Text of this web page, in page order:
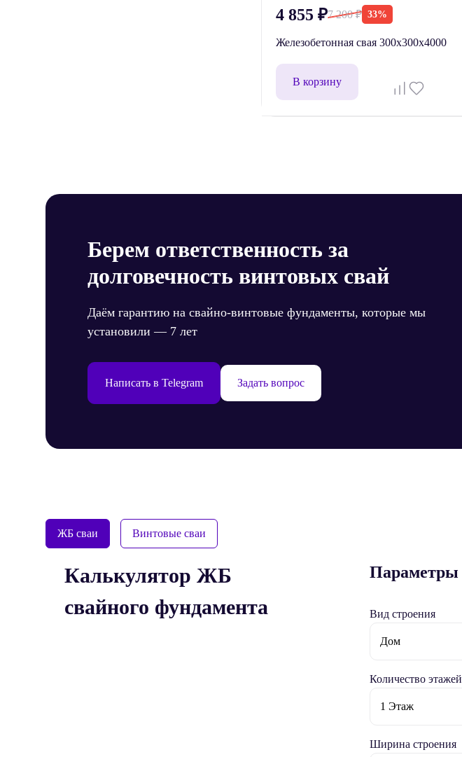
33%
7 200₽
4 855 ₽
Железобетонная свая 300x300x4000
В корзину
Берем ответственность за
долговечность винтовых свай
Даём гарантию на свайно-винтовые фундаменты, которые мы
установили — 7 лет
Написать в Telegram Задать вопрос
ЖБ сваи Винтовые сваи
Калькулятор ЖБ
свайного фундамента
Параметры
Вид строения
Количество этажей
Ширина строения